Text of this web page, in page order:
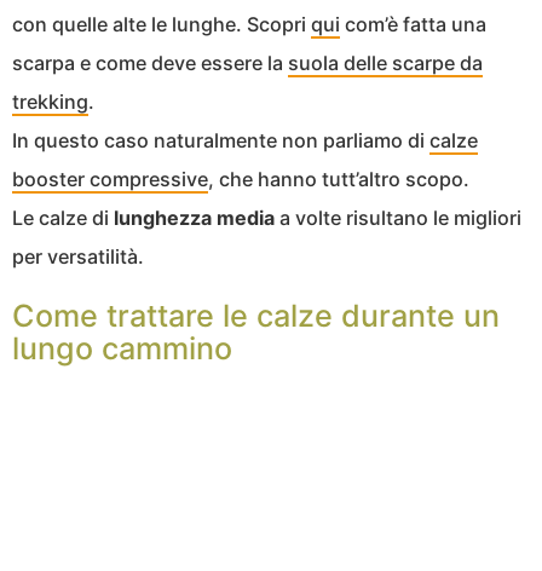
con quelle alte le lunghe. Scopri qui com’è fatta una
scarpa e come deve essere la suola delle scarpe da
trekking.
In questo caso naturalmente non parliamo di calze
booster compressive, che hanno tutt’altro scopo.
Le calze di lunghezza media a volte risultano le migliori
per versatilità.
Come trattare le calze durante un
lungo cammino